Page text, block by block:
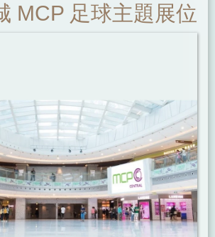
MCP 足球主題展位